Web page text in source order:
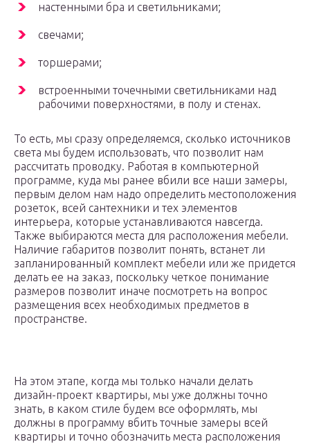
настенными бра и светильниками;
свечами;
торшерами;
встроенными точечными светильниками над
рабочими поверхностями, в полу и стенах.
То есть, мы сразу определяемся, сколько источников
света мы будем использовать, что позволит нам
рассчитать проводку. Работая в компьютерной
программе, куда мы ранее вбили все наши замеры,
первым делом нам надо определить местоположения
розеток, всей сантехники и тех элементов
интерьера, которые устанавливаются навсегда.
Также выбираются места для расположения мебели.
Наличие габаритов позволит понять, встанет ли
запланированный комплект мебели или же придется
делать ее на заказ, поскольку четкое понимание
размеров позволит иначе посмотреть на вопрос
размещения всех необходимых предметов в
пространстве.
На этом этапе, когда мы только начали делать
дизайн-проект квартиры, мы уже должны точно
знать, в каком стиле будем все оформлять, мы
должны в программу вбить точные замеры всей
квартиры и точно обозначить места расположения